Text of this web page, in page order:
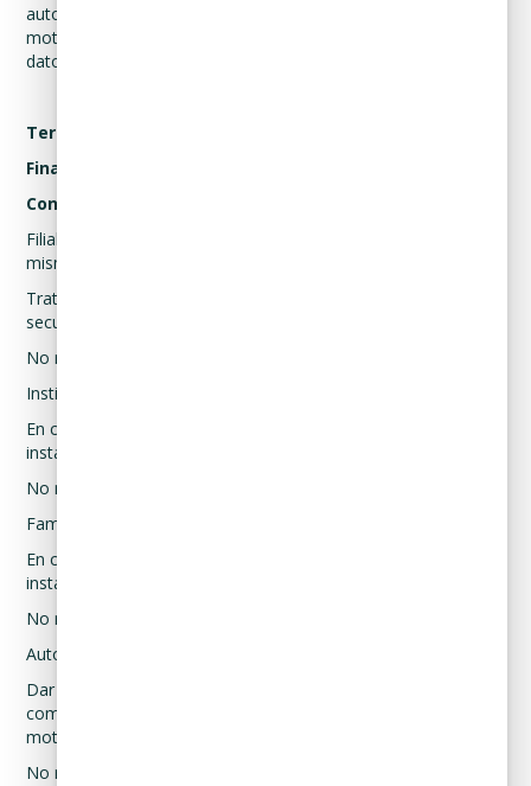
autoridades competentes, a través de solicitud fundada y
motivada, se realizarán las siguientes transferencias sus
datos personales:
Tercero receptor
Finalidad(es)
Consentimiento
Filiales, controladoras, subsidiarias, matriz o empresas del
mismo grupo.
Tratamiento de datos personales para finalidades primarias y
secundarias.
No necesario.
Instituciones prestadoras de servicios médicos.
En caso de sufrir algún accidente o emergencia médica en las
instalaciones de Curadeuda y sea requerido prestarle auxilio.
No necesario.
Familiares.
En caso de sufrir algún accidente o emergencia médica en las
instalaciones de Curadeuda y sea requerido prestarle auxilio.
No necesario.
Autoridades competentes.
Dar cumplimiento a requerimientos de autoridades
competentes, previa solicitud debidamente fundada y
motivada.
No necesario.